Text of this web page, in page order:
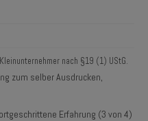
nach §19 (1) UStG.
zum selber Ausdrucken,
Erfahrung (3 von 4)